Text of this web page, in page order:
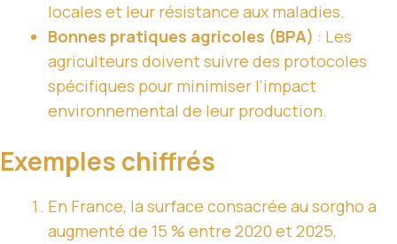
locales et leur résistance aux maladies.
Bonnes pratiques agricoles (BPA) : Les
agriculteurs doivent suivre des protocoles
spécifiques pour minimiser l’impact
environnemental de leur production.
Exemples chiffrés
En France, la surface consacrée au sorgho a
augmenté de 15 % entre 2020 et 2025,